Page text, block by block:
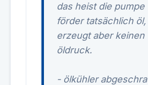
das heist die pumpe
förder tatsächlich öl,
erzeugt aber keinen
öldruck.
- ölkühler